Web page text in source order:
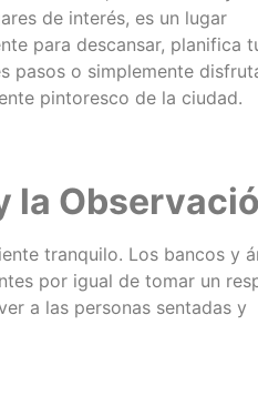
de interés, es un lugar
para descansar, planifica
pasos o simplemente
pintoresco de la ciudad.
la
tranquilo. Los bancos y
por igual de tomar un
a las personas sentadas y